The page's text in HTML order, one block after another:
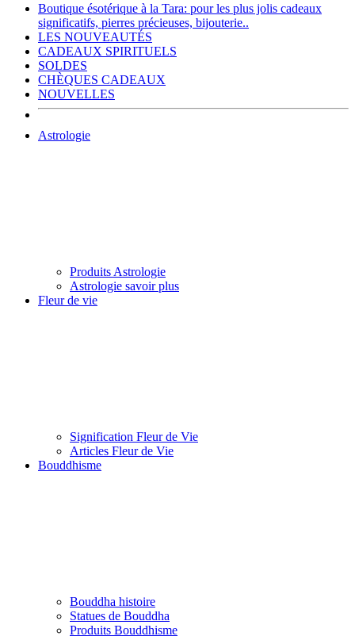
Boutique ésotérique à la Tara: pour les plus jolis cadeaux
significatifs, pierres précieuses, bijouterie..
LES NOUVEAUTÉS
CADEAUX SPIRITUELS
SOLDES
CHÈQUES CADEAUX
NOUVELLES
Astrologie
Produits Astrologie
Astrologie savoir plus
Fleur de vie
Signification Fleur de Vie
Articles Fleur de Vie
Bouddhisme
Bouddha histoire
Statues de Bouddha
Produits Bouddhisme